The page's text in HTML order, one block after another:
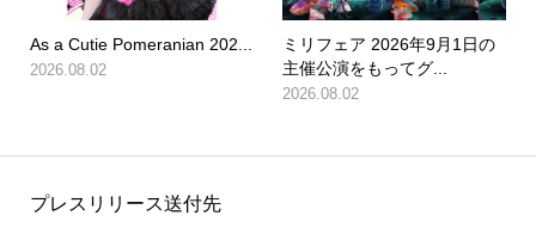
As a Cutie Pomeranian 202...
2026.08.02
ミリフェア 2026年9月1日の
主催公演をもってグ...
2026.08.02
プレスリリース送付先